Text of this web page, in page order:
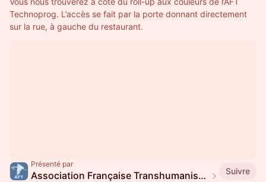
Technoprog. L’accès se fait par la porte donnant directement
sur la rue, à gauche du restaurant.
Présenté par
Association Française Transhumaniste Strasbourg
Suivre